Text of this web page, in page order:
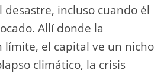
incluso cuando él
Allí donde la
límite, el capital ve un nicho
climático, la crisis